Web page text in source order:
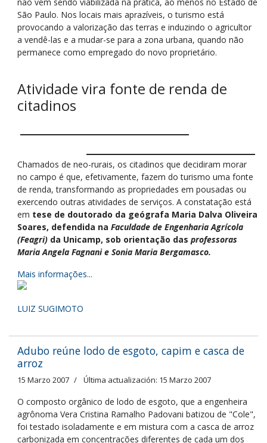
São Paulo. Nos locais mais aprazíveis, o turismo está
provocando a valorização das terras e induzindo o agricultor
a vendê-las e a mudar-se para a zona urbana, quando não
permanece como empregado do novo proprietário.
Atividade vira fonte de renda de
citadinos
Chamados de neo-rurais, os citadinos que decidiram morar
no campo é que, efetivamente, fazem do turismo uma fonte
de renda, transformando as propriedades em pousadas ou
exercendo outras atividades de serviços. A constatação está
em tese de doutorado da geógrafa Maria Dalva Oliveira
Soares, defendida na Faculdade de Engenharia Agrícola
(Feagri) da Unicamp, sob orientação das professoras
Maria Angela Fagnani e Sonia Maria Bergamasco.
Mais informações...
LUIZ SUGIMOTO
Adubo reúne lodo de esgoto, capim e casca de
arroz
15 Marzo 2007 Última actualización: 15 Marzo 2007
O composto orgânico de lodo de esgoto, que a engenheira
agrônoma Vera Cristina Ramalho Padovani batizou de "Cole",
foi testado isoladamente e em mistura com a casca de arroz
carbonizada em concentrações diferentes de cada um dos